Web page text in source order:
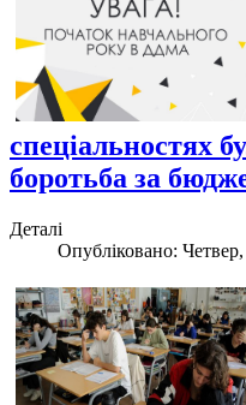
спеціальностях
боротьба за
Деталі
Опубліковано: